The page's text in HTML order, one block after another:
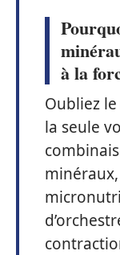
à la
Oubliez
la seule